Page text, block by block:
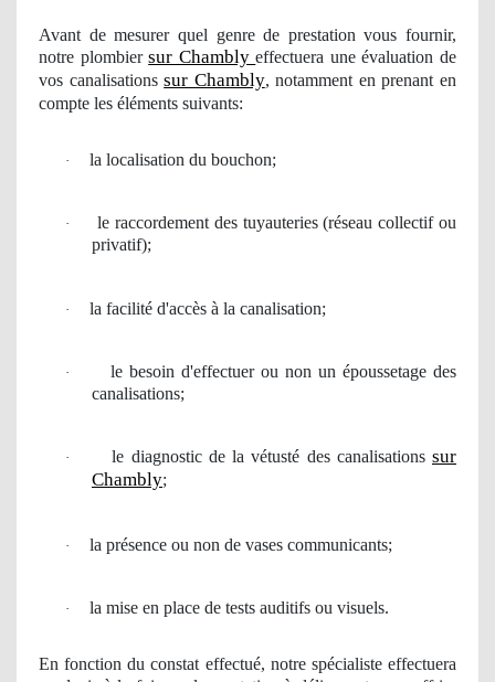
Avant de mesurerquel genre de prestation vous fournir,
notre plombier sur Chamblyeffectuera une évaluation de
vos canalisationssur Chambly, notamment en prenant en
compte les éléments suivants:
· la localisation du bouchon;
· leraccordement des tuyauteries (réseau collectifou
privatif);
· la facilité d'accès à la canalisation;
· le besoin d'effectuer ou non un époussetage des
canalisations;
· le diagnostic de la vétusté des canalisations sur
Chambly;
· la présence ou non de vases communicants;
· la mise en place de tests auditifs ou visuels.
En fonction du constat effectué, notre spécialiste effectuera